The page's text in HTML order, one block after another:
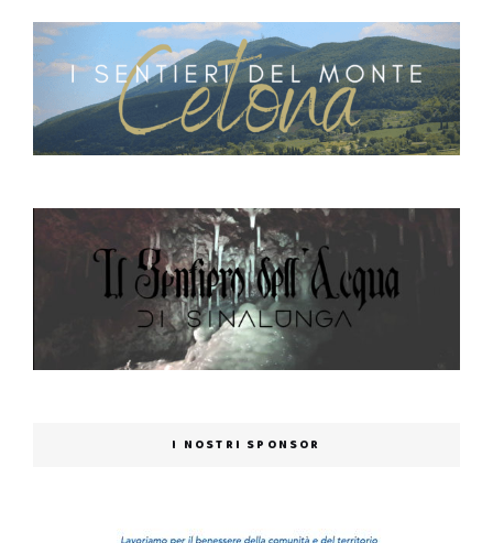
I NOSTRI SPONSOR